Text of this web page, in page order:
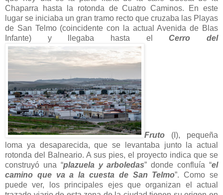
Chaparra hasta la rotonda de Cuatro Caminos. En este
lugar se iniciaba un gran tramo recto que cruzaba las Playas
de San Telmo (coincidente con la actual Avenida de Blas
Infante) y llegaba hasta elCerro del
Fruto (I), pequeña
loma ya desaparecida, que se levantaba junto la actual
rotonda del Balneario. A sus pies, el proyecto indica que se
construyó una “plazuela y arboledas” donde confluía “el
camino que va a la cuesta de San Telmo”. Como se
puede ver, los principales ejes que organizan el actual